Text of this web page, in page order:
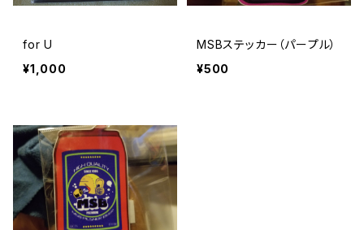
for U
¥1,000
MSBステッカー（パープル）
¥500